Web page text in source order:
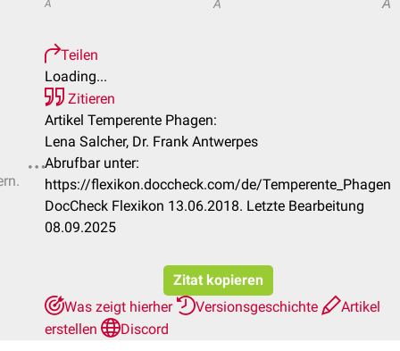
A A
Teilen
Loading...
Zitieren
Artikel Temperente Phagen:
Lena Salcher, Dr. Frank Antwerpes
Abrufbar unter:
https://flexikon.doccheck.com/de/Temperente_Phagen
DocCheck Flexikon 13.06.2018. Letzte Bearbeitung
08.09.2025
Zitat kopieren
Was zeigt hierher
Versionsgeschichte
Artikel
erstellen
Discord